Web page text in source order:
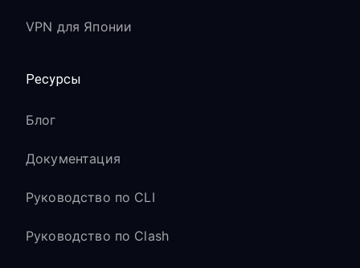
VPN для Японии
Ресурсы
Блог
Документация
Руководство по CLI
Руководство по Clash